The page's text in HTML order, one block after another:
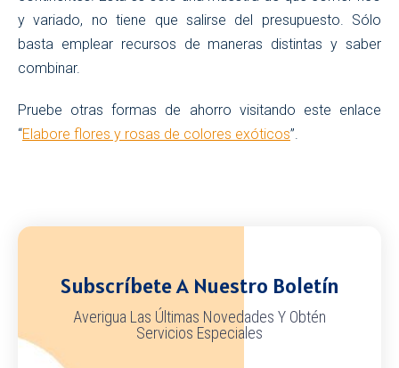
y variado, no tiene que salirse del presupuesto. Sólo
basta emplear recursos de maneras distintas y saber
combinar.
Pruebe otras formas de ahorro visitando este enlace
“Elabore flores y rosas de colores exóticos”.
Subscríbete A Nuestro Boletín
Averigua Las Últimas Novedades Y Obtén
Servicios Especiales